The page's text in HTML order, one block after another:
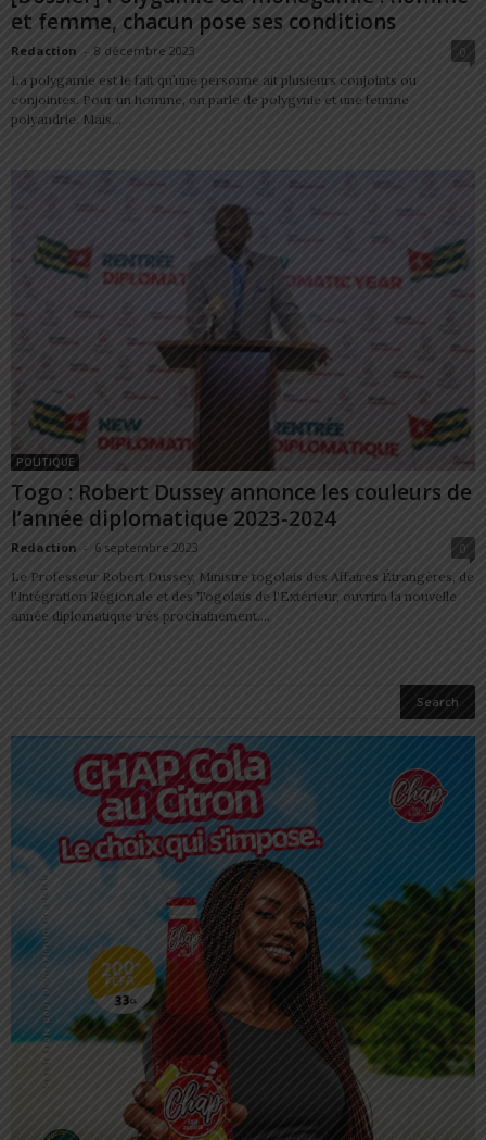
et femme, chacun pose ses conditions
Redaction - 8 décembre 2023
0
La polygamie est le fait qu’une personne ait plusieurs conjoints ou
conjointes. Pour un homme, on parle de polygynie et une femme
polyandrie. Mais...
POLITIQUE
Togo : Robert Dussey annonce les couleurs de
l’année diplomatique 2023-2024
Redaction - 6 septembre 2023
0
Le Professeur Robert Dussey, Ministre togolais des Affaires Étrangères, de
l'Intégration Régionale et des Togolais de l'Extérieur, ouvrira la nouvelle
année diplomatique très prochainement....